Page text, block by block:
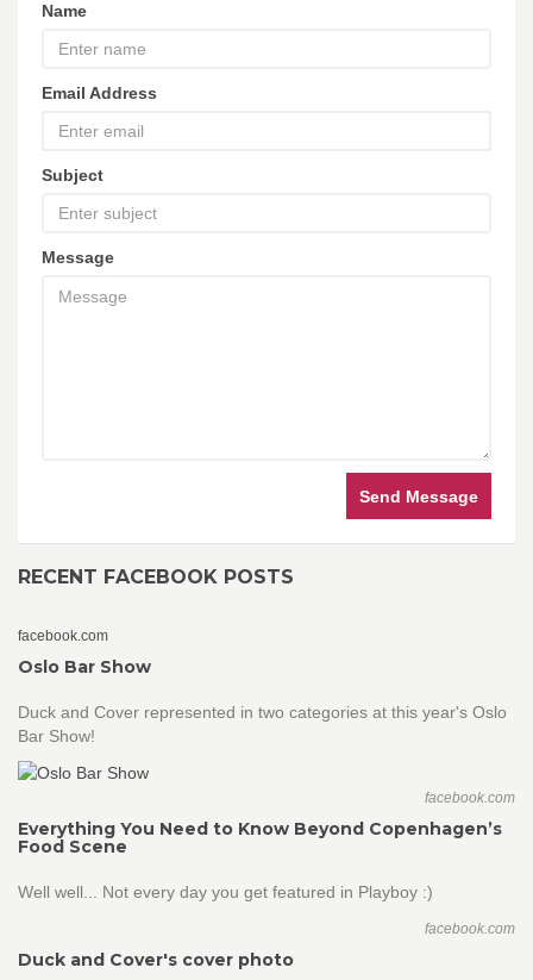
Name
Email Address
Subject
Message
Send Message
RECENT FACEBOOK POSTS
facebook.com
Oslo Bar Show
Duck and Cover represented in two categories at this year's Oslo
Bar Show!
facebook.com
Everything You Need to Know Beyond Copenhagen’s
Food Scene
Well well... Not every day you get featured in Playboy :)
facebook.com
Duck and Cover's cover photo